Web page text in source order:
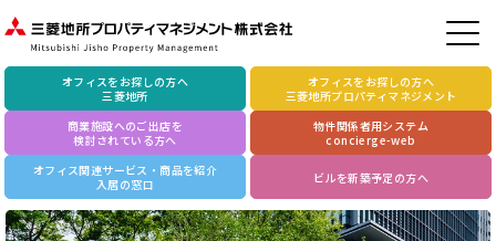
オフィスをお探しの方へ
三菱地所
オフィスをお探しの方へ
三菱地所プロパティマネジメント
商業施設へのご出店を
検討されている方へ
物件関係者用システム
concierge-web
オフィス関連サービス・商品を紹介
入居の窓口
ビルを新築予定の方へ